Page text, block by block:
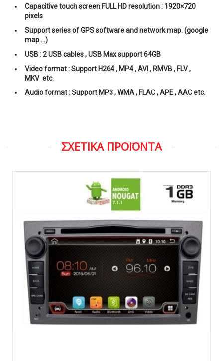
Capacitive touch screen FULL HD resolution : 1920×720
pixels
Support series of GPS software and network map. (google
map …)
USB : 2 USB cables , USB Max support 64GB
Video format : Support H264 , MP4 , AVI , RMVB , FLV ,
MKV etc.
Audio format : Support MP3 , WMA , FLAC , APE , AACetc.
ΣΧΕΤΙΚΑ ΠΡΟΪΟΝΤΑ